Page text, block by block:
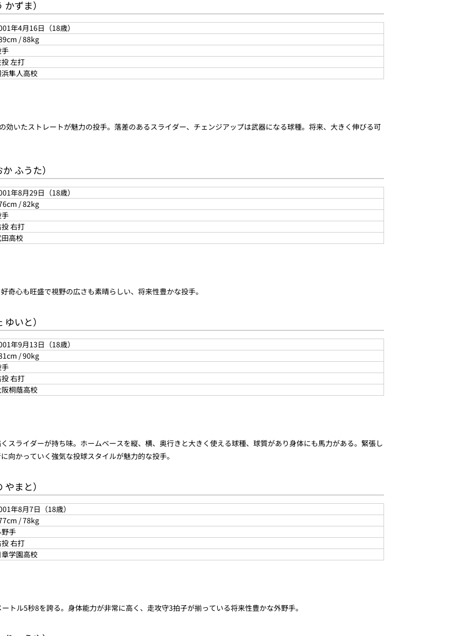
ずま）
年4月16日（18歳）
/ 88kg
左打
隼人高校
効いたストレートが魅力の投手。落差のあるスライダー、チェンジアップは武器になる球種。将来、大きく伸びる可
ふうた）
年8月29日（18歳）
/ 82kg
右打
高校
奇心も旺盛で視野の広さも素晴らしい、将来性豊かな投手。
いと）
年9月13日（18歳）
/ 90kg
右打
阪桐蔭高校
スライダーが持ち味。ホームベースを縦、横、奥行きと大きく使える球種、球質があり身体にも馬力がある。緊張し
向かっていく強気な投球スタイルが魅力的な投手。
まと）
年8月7日（18歳）
/ 78kg
手
右打
章学園高校
トル5秒8を誇る。身体能力が非常に高く、走攻守3拍子が揃っている将来性豊かな外野手。